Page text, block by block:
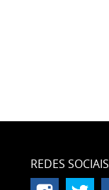
REDES SOCIAIS